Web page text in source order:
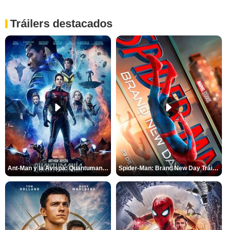
Tráilers destacados
Ant-Man y la Avispa: Quantumanía Tráiler (2) Spider-Man: Brand New Day Tráiler (3)